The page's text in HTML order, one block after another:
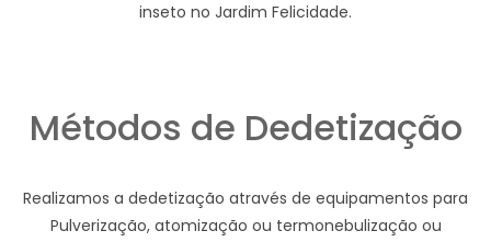
inseto no Jardim Felicidade.
Métodos de Dedetização
Realizamos a dedetização através de equipamentos para
Pulverização, atomização ou termonebulização ou